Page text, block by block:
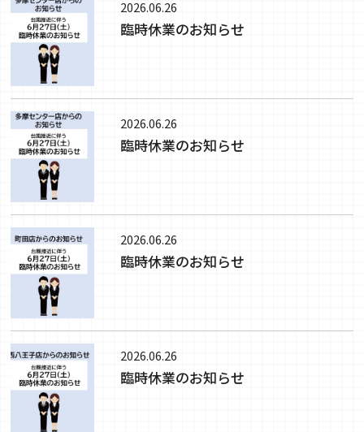
2026.06.26
臨時休業のお知らせ
2026.06.26
臨時休業のお知らせ
2026.06.26
臨時休業のお知らせ
2026.06.26
臨時休業のお知らせ